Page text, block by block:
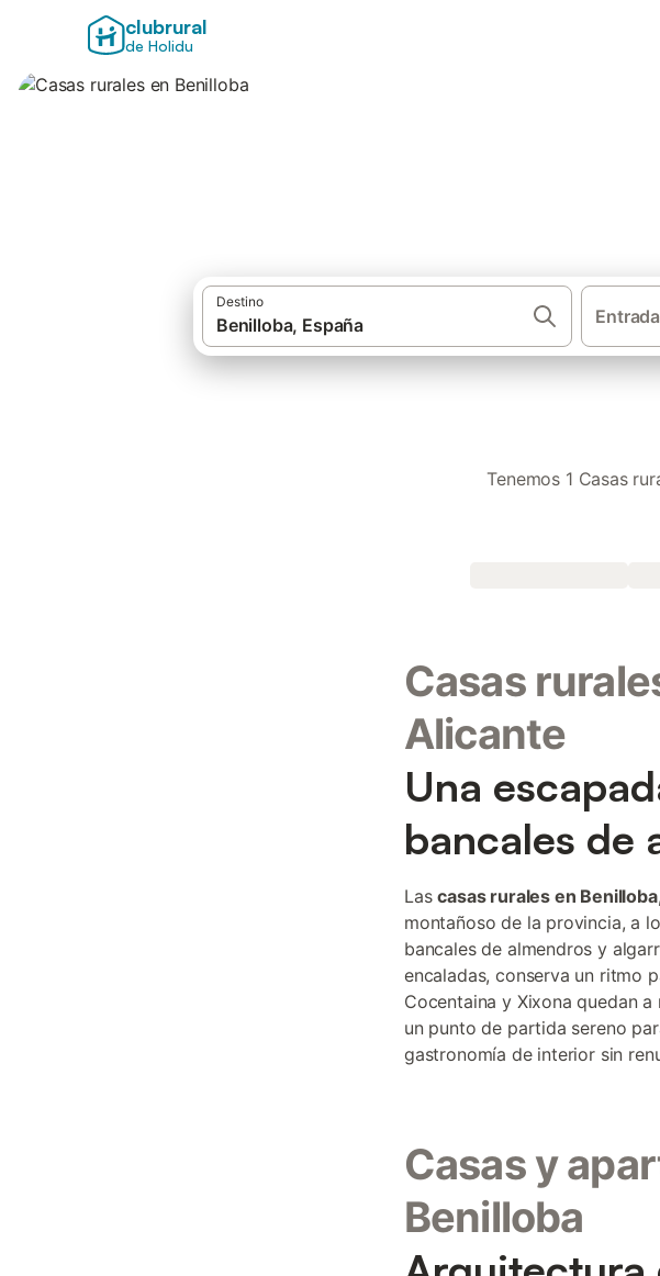
clubrural
de Holidu
Destino
Entrada
Tenemos 1 Casas
Casas
Alicante
Una
bancales de
Lascasas rurales en
montañoso de la provincia, a
bancales de almendros y
encaladas, conserva un ritmo
Cocentaina y Xixona quedan
un punto de partida sereno
gastronomía de interior sin
Casas y
Benilloba